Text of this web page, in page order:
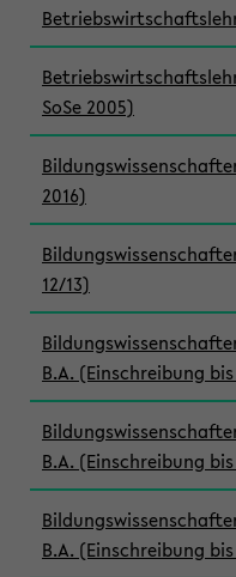
SoSe 2005)
2016)
12/13)
B.A. (Einschreibung bis
B.A. (Einschreibung bis
B.A. (Einschreibung bis